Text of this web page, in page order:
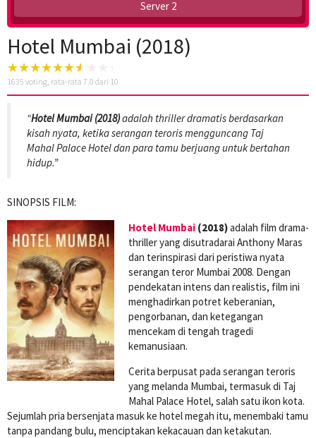
Server 2
Hotel Mumbai (2018)
1635 voting, rata-rata 7.0 dari 10
“Hotel Mumbai (2018)adalah thriller dramatis berdasarkan
kisah nyata, ketika serangan teroris mengguncang Taj
Mahal Palace Hotel dan para tamu berjuang untuk bertahan
hidup.”
SINOPSIS FILM:
Hotel Mumbai (2018)adalah film drama-
thriller yang disutradarai Anthony Maras
dan terinspirasi dari peristiwa nyata
serangan teror Mumbai 2008. Dengan
pendekatan intens dan realistis, film ini
menghadirkan potret keberanian,
pengorbanan, dan ketegangan
mencekam di tengah tragedi
kemanusiaan.
Cerita berpusat pada serangan teroris
yang melanda Mumbai, termasuk di Taj
Mahal Palace Hotel, salah satu ikon kota.
Sejumlah pria bersenjata masuk ke hotel megah itu, menembaki tamu
tanpa pandang bulu, menciptakan kekacauan dan ketakutan.